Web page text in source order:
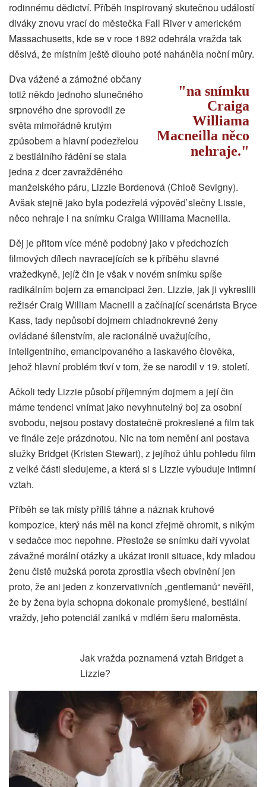
rodinnému dědictví. Příběh inspirovaný skutečnou událostí
diváky znovu vrací do městečka Fall River v americkém
Massachusetts, kde se v roce 1892 odehrála vražda tak
děsivá, že místním ještě dlouho poté naháněla noční můry.
na snímku
Craiga
Williama
Macneilla něco
nehraje.
Dva vážené a zámožné občany
totiž někdo jednoho slunečného
srpnového dne sprovodil ze
světa mimořádně krutým
způsobem a hlavní podezřelou
z bestiálního řádění se stala
jedna z dcer zavražděného
manželského páru, Lizzie Bordenová (Chloë Sevigny).
Avšak stejně jako byla podezřelá výpověď slečny Lissie,
něco nehraje i na snímku Craiga Williama Macneilla.
Děj je přitom více méně podobný jako v předchozích
filmových dílech navracejících se k příběhu slavné
vražedkyně, jejíž čin je však v novém snímku spíše
radikálním bojem za emancipaci žen. Lizzie, jak ji vykreslili
režisér Craig William Macneill a začínající scenárista Bryce
Kass, tady nepůsobí dojmem chladnokrevné ženy
ovládané šílenstvím, ale racionálně uvažujícího,
inteligentního, emancipovaného a laskavého člověka,
jehož hlavní problém tkví v tom, že se narodil v 19. století.
Ačkoli tedy Lizzie působí příjemným dojmem a její čin
máme tendenci vnímat jako nevyhnutelný boj za osobní
svobodu, nejsou postavy dostatečně prokreslené a film tak
ve finále zeje prázdnotou. Nic na tom nemění ani postava
služky Bridget (Kristen Stewart), z jejíhož úhlu pohledu film
z velké části sledujeme, a která si s Lizzie vybuduje intimní
vztah.
Příběh se tak místy příliš táhne a náznak kruhové
kompozice, který nás měl na konci zřejmě ohromit, s nikým
v sedačce moc nepohne. Přestože se snímku daří vyvolat
závažné morální otázky a ukázat ironii situace, kdy mladou
ženu čistě mužská porota zprostila všech obvinění jen
proto, že ani jeden z konzervativních „gentlemanů“ nevěřil,
že by žena byla schopna dokonale promyšlené, bestiální
vraždy, jeho potenciál zaniká v mdlém šeru maloměsta.
Jak vražda poznamená vztah Bridget a
Lizzie?